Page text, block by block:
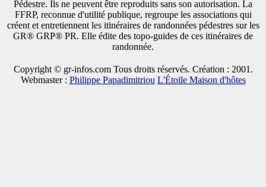
Pédestre. Ils ne peuvent être reproduits sans son autorisation. La
FFRP, reconnue d'utilité publique, regroupe les associations qui
créent et entretiennent les itinéraires de randonnées pédestres sur les
GR® GRP® PR. Elle édite des topo-guides de ces itinéraires de
randonnée.
Copyright © gr-infos.com Tous droits réservés. Création : 2001.
Webmaster : Philippe Papadimitriou L'Étoile Maison d'hôtes